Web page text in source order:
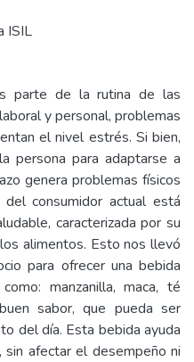
ISIL
parte de la rutina de las
y personal, problemas
el nivel estrés. Si bien,
persona para adaptarse a
genera problemas físicos
consumidor actual está
caracterizada por su
alimentos. Esto nos llevó
para ofrecer una bebida
manzanilla, maca, té
sabor, que pueda ser
del día. Esta bebida ayuda
afectar el desempeño ni